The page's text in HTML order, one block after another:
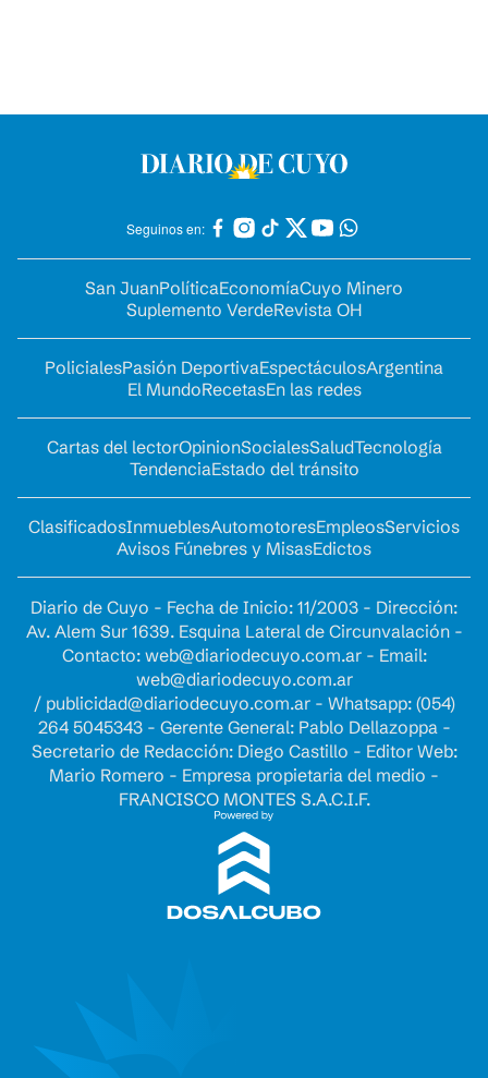
Seguinos en:
San JuanPolíticaEconomíaCuyo Minero
Suplemento VerdeRevista OH
PolicialesPasión DeportivaEspectáculosArgentina
El MundoRecetasEn las redes
Cartas del lectorOpinionSocialesSaludTecnología
TendenciaEstado del tránsito
ClasificadosInmueblesAutomotoresEmpleosServicios
Avisos Fúnebres y MisasEdictos
Diario de Cuyo - Fecha de Inicio: 11/2003 - Dirección:
Av. Alem Sur 1639. Esquina Lateral de Circunvalación -
Contacto: web@diariodecuyo.com.ar- Email:
web@diariodecuyo.com.ar
/ publicidad@diariodecuyo.com.ar- Whatsapp: (054)
264 5045343 - Gerente General: Pablo Dellazoppa -
Secretario de Redacción: Diego Castillo - Editor Web:
Mario Romero - Empresa propietaria del medio -
FRANCISCO MONTES S.A.C.I.F.